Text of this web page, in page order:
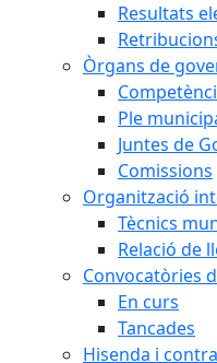
Resultats
Òrgans de
Ple
Juntes de
Comissions
Organització
Tècnics
Relació de
Convocatòries
En curs
Tancades
Hisenda i